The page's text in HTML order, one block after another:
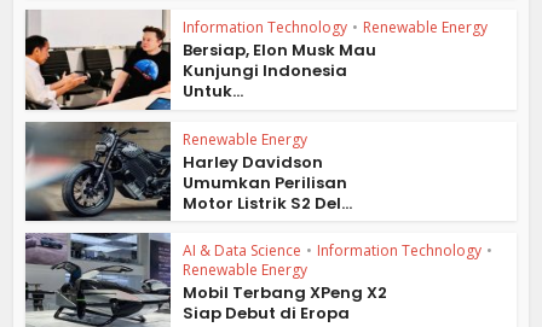
Information Technology • Renewable Energy
Bersiap, Elon Musk Mau
Kunjungi Indonesia
Untuk...
Renewable Energy
Harley Davidson
Umumkan Perilisan
Motor Listrik S2 Del...
AI & Data Science • Information Technology •
Renewable Energy
Mobil Terbang XPeng X2
Siap Debut di Eropa